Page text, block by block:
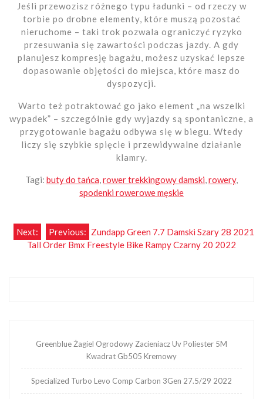
Jeśli przewozisz różnego typu ładunki – od rzeczy w
torbie po drobne elementy, które muszą pozostać
nieruchome – taki trok pozwala ograniczyć ryzyko
przesuwania się zawartości podczas jazdy. A gdy
planujesz kompresję bagażu, możesz uzyskać lepsze
dopasowanie objętości do miejsca, które masz do
dyspozycji.
Warto też potraktować go jako element „na wszelki
wypadek” – szczególnie gdy wyjazdy są spontaniczne, a
przygotowanie bagażu odbywa się w biegu. Wtedy
liczy się szybkie spięcie i przewidywalne działanie
klamry.
Tagi: buty do tańca,rower trekkingowy damski,rowery,
spodenki rowerowe męskie
Nawigacja
Previous: Zundapp Green 7.7 Damski Szary 28 2021
Next:
Tall Order Bmx Freestyle Bike Rampy Czarny 20 2022
Greenblue Żagiel Ogrodowy Zacieniacz Uv Poliester 5M
Kwadrat Gb505 Kremowy
Specialized Turbo Levo Comp Carbon 3Gen 27.5/29 2022